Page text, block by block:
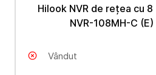
Hilook NVR de rețea cu 8
NVR-108MH-C (E)
Vândut